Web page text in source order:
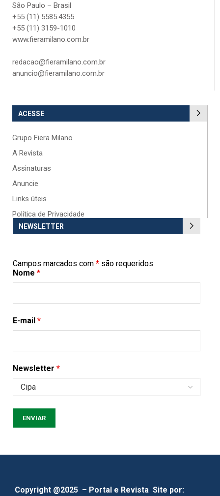
São Paulo – Brasil
+55 (11) 5585.4355
+55 (11) 3159-1010
www.fieramilano.com.br
redacao@fieramilano.com.br
anuncio@fieramilano.com.br
ACESSE
Grupo Fiera Milano
A Revista
Assinaturas
Anuncie
Links úteis
Política de Privacidade
NEWSLETTER
Campos marcados com * são requeridos
Nome *
E-mail *
Newsletter *
Copyright @2025 – Portal e Revista Site por: